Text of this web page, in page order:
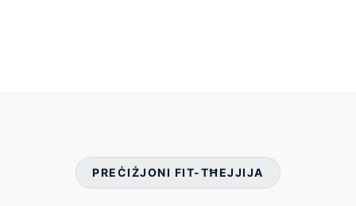
PREĊIŻJONI FIT-TĦEJJIJA